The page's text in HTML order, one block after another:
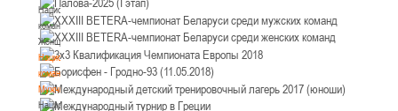
Национальная
команда.
Женщины
Национальная
команда.
Мужчины
Национальная